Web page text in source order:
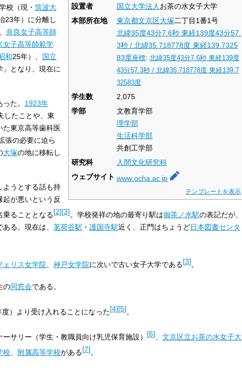
設置者
国立大学法人 お茶の水女子大学
本部所在地
東京都文京区大塚二丁目1番1号
北緯35度43分7.6秒 東経139度43分57.
3秒 / 北緯35.718778度 東経139.7325
83度座標: 北緯35度43分7.6秒 東経139度
43分57.3秒 / 北緯35.718778度 東経139.7
32583度
学生数
2,075
学部
文教育学部
理学部
生活科学部
共創工学部
研究科
人間文化研究科
ウェブサイト www .ocha .ac .jp
テンプレートを表示
校（現・ 筑波大
23年）に分離し
奈良女子高等師
女子高等師範学
和25年）、 国立
となり、現在に
た。 1923年
したことや、東
た東京高等歯科医
張の必要に迫ら
大塚の地に移転し
ようとする話も持
が悪いという反
乗ることとなる[2][3]。学校発祥の地の最寄り駅は御茶ノ水駅の表記だが、
る。現在は、 茗荷谷駅 ・ 護国寺駅近く、正門はちょうど日本図書センタ
ェリス女学院 神戸女学院に次いで古い女子大学である[3]。
の同窓会である。
度）より受け入れることになった[4][5]。
サリー（学生・教職員向け乳児保育施設） [6]、 文京区立お茶の水女子大
校 附属高等学校がある[7]。